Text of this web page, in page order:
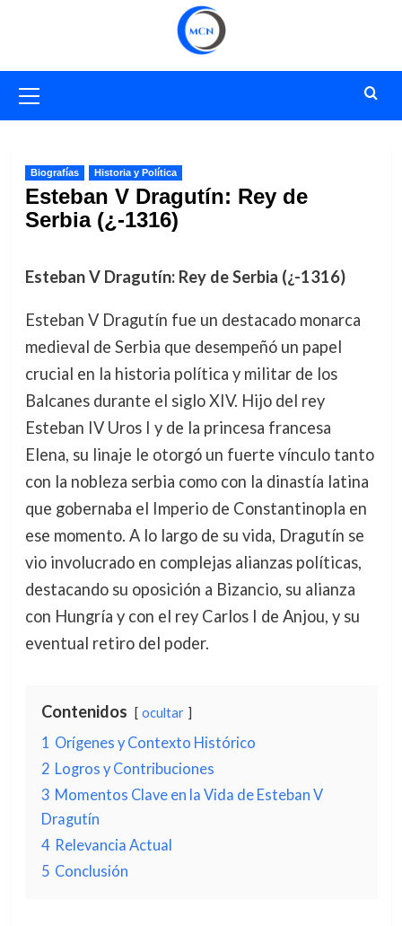
primario
Biografías Historia y Política
Esteban V Dragutín: Rey de
Serbia (¿-1316)
Esteban V Dragutín: Rey de Serbia (¿-1316)
Esteban V Dragutín fue un destacado monarca
medieval de Serbia que desempeñó un papel
crucial en la historia política y militar de los
Balcanes durante el siglo XIV. Hijo del rey
Esteban IV Uros I y de la princesa francesa
Elena, su linaje le otorgó un fuerte vínculo tanto
con la nobleza serbia como con la dinastía latina
que gobernaba el Imperio de Constantinopla en
ese momento. A lo largo de su vida, Dragutín se
vio involucrado en complejas alianzas políticas,
destacando su oposición a Bizancio, su alianza
con Hungría y con el rey Carlos I de Anjou, y su
eventual retiro del poder.
Contenidos ocultar
1 Orígenes y Contexto Histórico
2 Logros y Contribuciones
3 Momentos Clave en la Vida de Esteban V
Dragutín
4 Relevancia Actual
5 Conclusión